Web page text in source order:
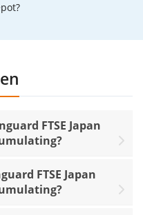
FTSE Japan
FTSE Japan